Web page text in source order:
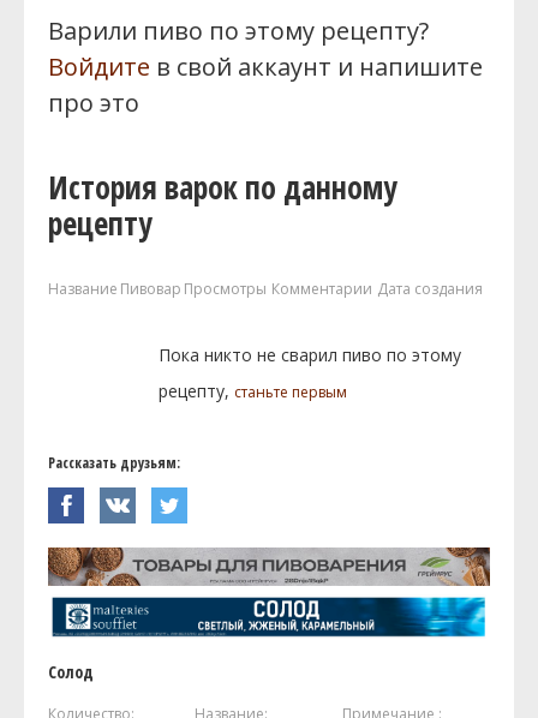
Варили пиво по этому рецепту?
Войдите в свой аккаунт и напишите
про это
История варок по данному
рецепту
Название Пивовар Просмотры Комментарии Дата создания
Пока никто не сварил пиво по этому
рецепту, станьте первым
Рассказать друзьям:
Солод
Количество: Название: Примечание :